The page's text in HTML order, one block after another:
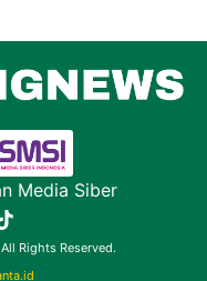
Media Siber
All Rights Reserved.